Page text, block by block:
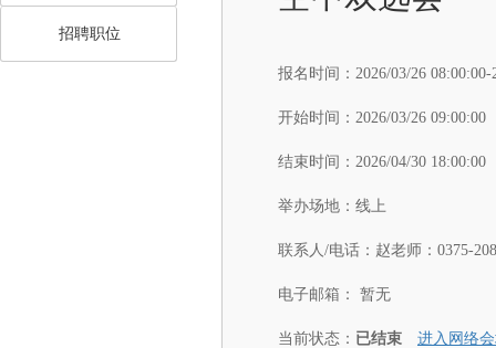
招聘职位
报名时间： 2026/03/26
开始时间： 2026/03/26 09:00:00
结束时间： 2026/04/30 18:00:00
举办场地： 线上
联系人/电话： 赵老师：0375-
电子邮箱： 暂无
当前状态： 已结束 进入网络